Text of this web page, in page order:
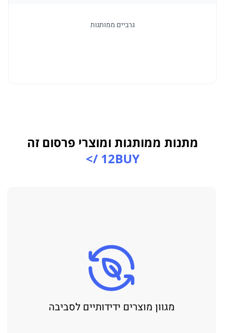
גרביים ממותגות
מתנות ממותגות ומוצרי פרסום זה
12BUY />
מגוון מוצרים ידידותיים לסביבה